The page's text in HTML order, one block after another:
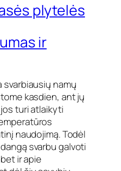
plytelės
ir
svarbiausių namų
kasdien, ant jų
turi atlaikyti
naudojimą. Todėl
svarbu galvoti
ir apie